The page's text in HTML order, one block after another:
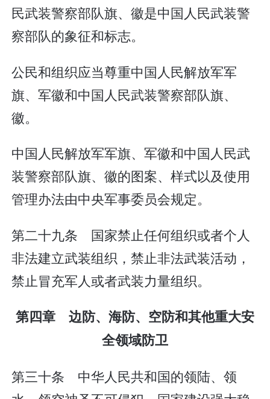
民武装警察部队旗、徽是中国人民武装警
察部队的象征和标志。
公民和组织应当尊重中国人民解放军军
旗、军徽和中国人民武装警察部队旗、
徽。
中国人民解放军军旗、军徽和中国人民武
装警察部队旗、徽的图案、样式以及使用
管理办法由中央军事委员会规定。
第二十九条 国家禁止任何组织或者个人
非法建立武装组织，禁止非法武装活动，
禁止冒充军人或者武装力量组织。
第四章 边防、海防、空防和其他重大安
全领域防卫
第三十条 中华人民共和国的领陆、领